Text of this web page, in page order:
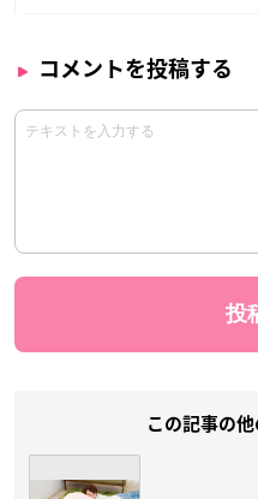
コメントを投稿する
この記事の他